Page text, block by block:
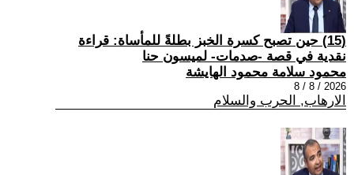
(15) حين تصبح كسرة الخبز بطلةً للمأساة: قراءة
نقدية في قصة -صدمات- لميسون حنا
محمود سلامة محمود الهايشة
2026 / 8 / 8
الارهاب, الحرب والسلام